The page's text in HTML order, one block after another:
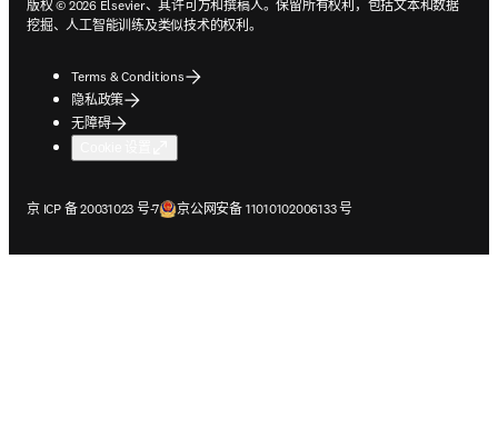
版权 © 2026 Elsevier、其许可方和撰稿人。保留所有权利，包括文本和数据
挖掘、人工智能训练及类似技术的权利。
Terms & Conditions
隐私政策
无障碍
京 ICP 备 20031023 号-7
在新的选项卡/窗口中打开京公网安备 11010102006133 号
在新的选项卡/窗口中打开